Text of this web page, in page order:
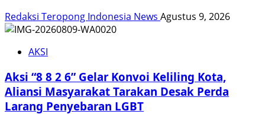
Redaksi Teropong Indonesia News Agustus 9, 2026
AKSI
Aksi “8 8 2 6” Gelar Konvoi Keliling Kota,
Aliansi Masyarakat Tarakan Desak Perda
Larang Penyebaran LGBT